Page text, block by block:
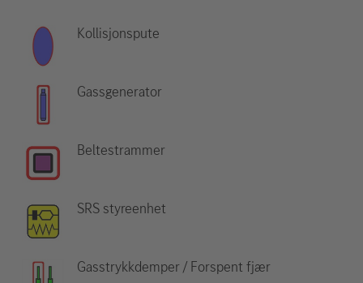
Kollisjonspute
Gassgenerator
Beltestrammer
SRS styreenhet
Gasstrykkdemper / Forspent fjær